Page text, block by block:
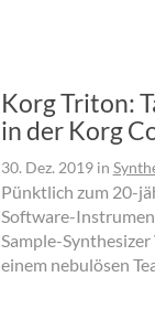
Korg Triton:
in der Korg
30. Dez. 2019in
Pünktlich zum 20-
Software-
Sample-
einem nebulösen